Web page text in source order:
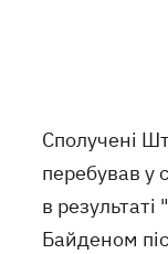
Сполучені
перебував у
в
Байденом